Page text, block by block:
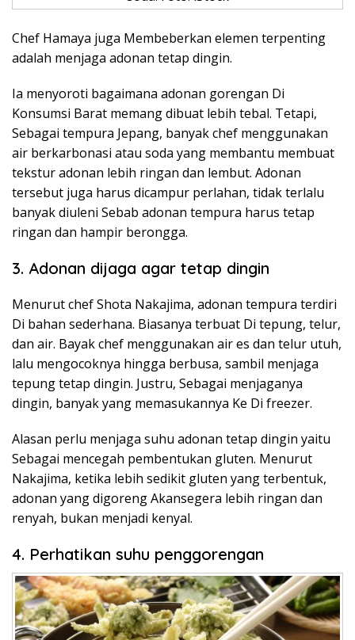
Chef Hamaya juga Membeberkan elemen terpenting
adalah menjaga adonan tetap dingin.
Ia menyoroti bagaimana adonan gorengan Di
Konsumsi Barat memang dibuat lebih tebal. Tetapi,
Sebagai tempura Jepang, banyak chef menggunakan
air berkarbonasi atau soda yang membantu membuat
tekstur adonan lebih ringan dan lembut. Adonan
tersebut juga harus dicampur perlahan, tidak terlalu
banyak diuleni Sebab adonan tempura harus tetap
ringan dan hampir berongga.
3. Adonan dijaga agar tetap dingin
Menurut chef Shota Nakajima, adonan tempura terdiri
Di bahan sederhana. Biasanya terbuat Di tepung, telur,
dan air. Bayak chef menggunakan air es dan telur utuh,
lalu mengocoknya hingga berbusa, sambil menjaga
tepung tetap dingin. Justru, Sebagai menjaganya
dingin, banyak yang memasukannya Ke Di freezer.
Alasan perlu menjaga suhu adonan tetap dingin yaitu
Sebagai mencegah pembentukan gluten. Menurut
Nakajima, ketika lebih sedikit gluten yang terbentuk,
adonan yang digoreng Akansegera lebih ringan dan
renyah, bukan menjadi kenyal.
4. Perhatikan suhu penggorengan